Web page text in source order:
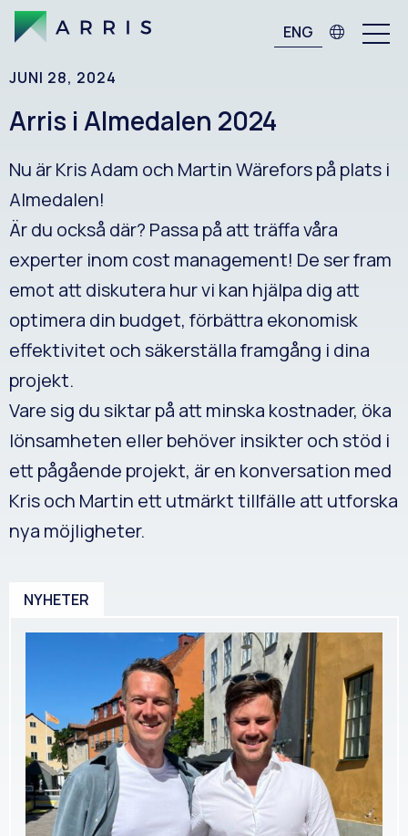
ENG
JUNI 28, 2024
Arris i Almedalen 2024
Nu är Kris Adam och Martin Wärefors på plats i
Almedalen!
Är du också där? Passa på att träffa våra
experter inom cost management! De ser fram
emot att diskutera hur vi kan hjälpa dig att
optimera din budget, förbättra ekonomisk
effektivitet och säkerställa framgång i dina
projekt.
Vare sig du siktar på att minska kostnader, öka
lönsamheten eller behöver insikter och stöd i
ett pågående projekt, är en konversation med
Kris och Martin ett utmärkt tillfälle att utforska
nya möjligheter.
NYHETER